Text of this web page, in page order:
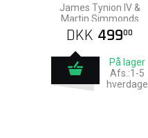
vol. 1 Deluxe HC
James Tynion IV &
Martin Simmonds
DKK 49900
På lager
Afs.:1-5
hverdage